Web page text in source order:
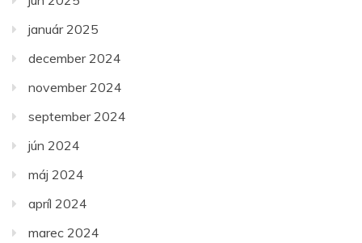
január 2025
december 2024
november 2024
september 2024
jún 2024
máj 2024
apríl 2024
marec 2024